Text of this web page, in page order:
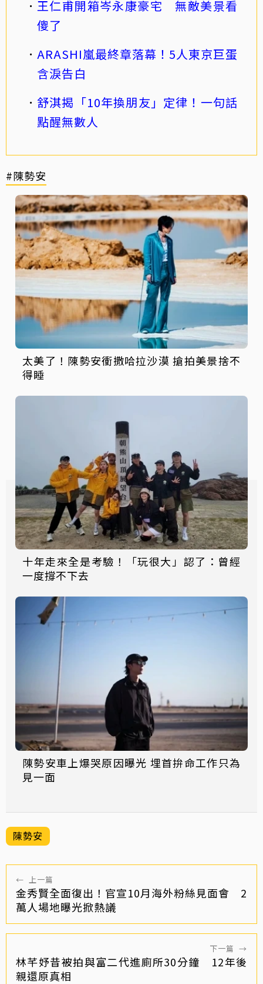
王仁甫開箱岑永康豪宅 無敵美景看
傻了
ARASHI嵐最終章落幕！5人東京巨蛋
含淚告白
舒淇揭「10年換朋友」定律！一句話
點醒無數人
#陳勢安
太美了！陳勢安衝撒哈拉沙漠 搶拍美景捨不
得睡
十年走來全是考驗！「玩很大」認了：曾經
一度撐不下去
陳勢安車上爆哭原因曝光 埋首拚命工作只為
見一面
陳勢安
← 上一篇
金秀賢全面復出！官宣10月海外粉絲見面會 2
萬人場地曝光掀熱議
下一篇 →
林芊妤昔被拍與富二代進廁所30分鐘 12年後
親還原真相